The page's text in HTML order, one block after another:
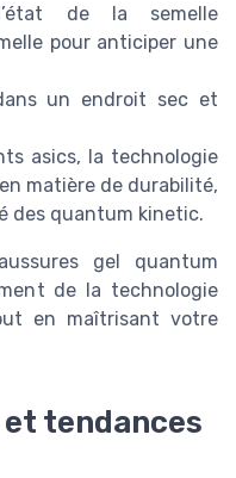
de la semelle
pour anticiper une
un endroit sec et
asics, la technologie
matière de durabilité,
des quantum kinetic.
gel quantum
de la technologie
en maîtrisant votre
tendances